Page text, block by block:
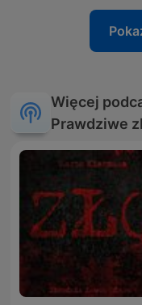
Więcej
Prawdziwe